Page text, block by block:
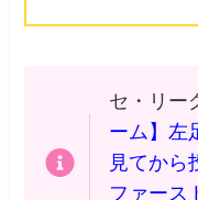
セ・リー
ーム】左
見てから
ファース